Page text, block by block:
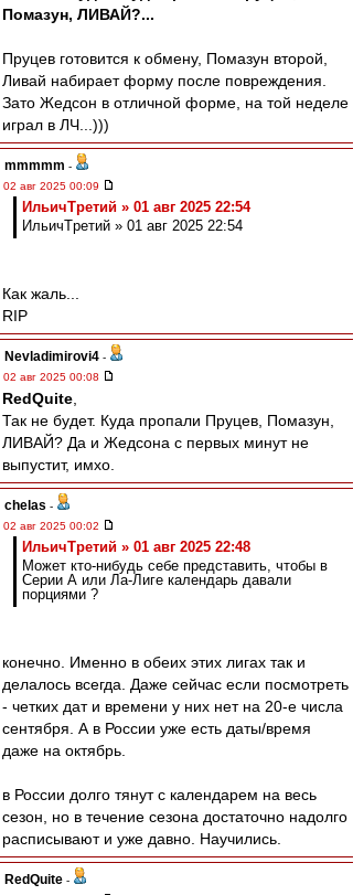
Помазун, ЛИВАЙ?...
Пруцев готовится к обмену, Помазун второй,
Ливай набирает форму после повреждения.
Зато Жедсон в отличной форме, на той неделе
играл в ЛЧ...)))
mmmmm -
02 авг 2025 00:09
ИльичТpeтий » 01 авг 2025 22:54
ИльичТpeтий » 01 авг 2025 22:54
Как жаль...
RIP
Nevladimirovi4 -
02 авг 2025 00:08
RedQuite
Так не будет. Куда пропали Пруцев, Помазун,
ЛИВАЙ? Да и Жедсона с первых минут не
выпустит, имхо.
chelas -
02 авг 2025 00:02
ИльичТpeтий » 01 авг 2025 22:48
Может кто-нибудь себе представить, чтобы в
Серии А или Ла-Лиге календарь давали
порциями ?
конечно. Именно в обеих этих лигах так и
делалось всегда. Даже сейчас если посмотреть
- четких дат и времени у них нет на 20-е числа
сентября. А в России уже есть даты/время
даже на октябрь.
в России долго тянут с календарем на весь
сезон, но в течение сезона достаточно надолго
расписывают и уже давно. Научились.
RedQuite -